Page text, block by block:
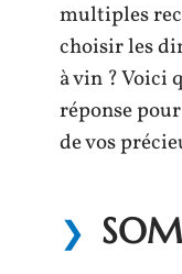
multiples
choisir les
à vin ? Voici
réponse
de vos